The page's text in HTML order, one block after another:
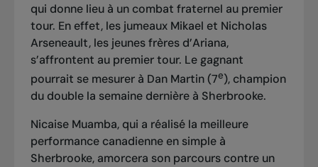
qui donne lieu à un combat fraternel au premier
tour. En effet, les jumeaux Mikael et Nicholas
Arseneault, les jeunes frères d’Ariana,
s’affrontent au premier tour. Le gagnant
pourrait se mesurer à Dan Martin (7e), champion
du double la semaine dernière à Sherbrooke.
Nicaise Muamba, qui a réalisé la meilleure
performance canadienne en simple à
Sherbrooke, amorcera son parcours contre un